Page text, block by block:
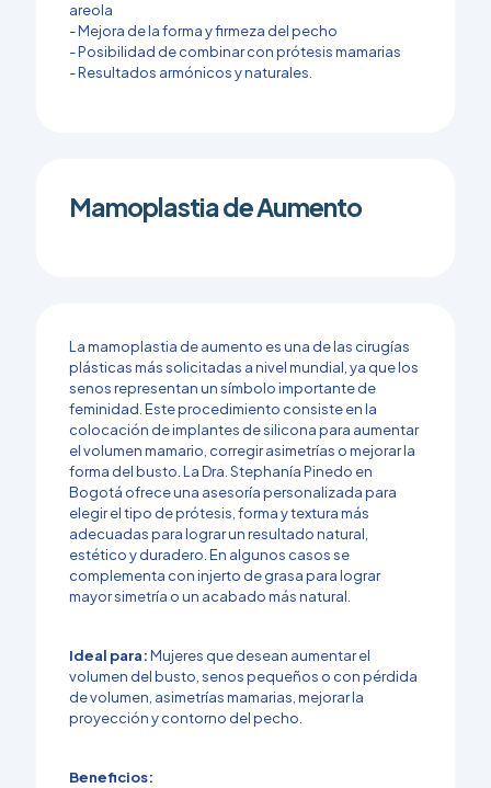
areola
- Mejora de la forma y firmeza del pecho
- Posibilidad de combinar con prótesis mamarias
- Resultados armónicos y naturales.
Mamoplastia de Aumento
La mamoplastia de aumento es una de las cirugías
plásticas más solicitadas a nivel mundial, ya que los
senos representan un símbolo importante de
feminidad. Este procedimiento consiste en la
colocación de implantes de silicona para aumentar
el volumen mamario, corregir asimetrías o mejorar la
forma del busto. La Dra. Stephanía Pinedo en
Bogotá ofrece una asesoría personalizada para
elegir el tipo de prótesis, forma y textura más
adecuadas para lograr un resultado natural,
estético y duradero. En algunos casos se
complementa con injerto de grasa para lograr
mayor simetría o un acabado más natural.
Ideal para:Mujeres que desean aumentar el
volumen del busto, senos pequeños o con pérdida
de volumen, asimetrías mamarias, mejorar la
proyección y contorno del pecho.
Beneficios: